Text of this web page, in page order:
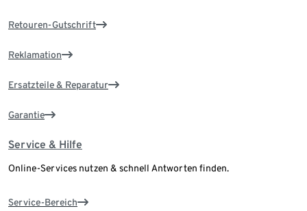
Retouren-Gutschrift
Reklamation
Ersatzteile & Reparatur
Garantie
Service & Hilfe
Online-Services nutzen & schnell Antworten finden.
Service-Bereich